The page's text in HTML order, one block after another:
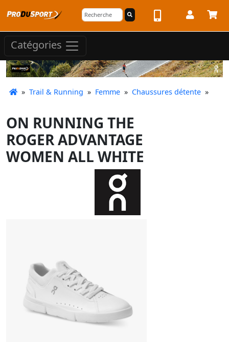
Catégories
» Trail & Running » Femme » Chaussures détente »
ON RUNNING THE
ROGER ADVANTAGE
WOMEN ALL WHITE